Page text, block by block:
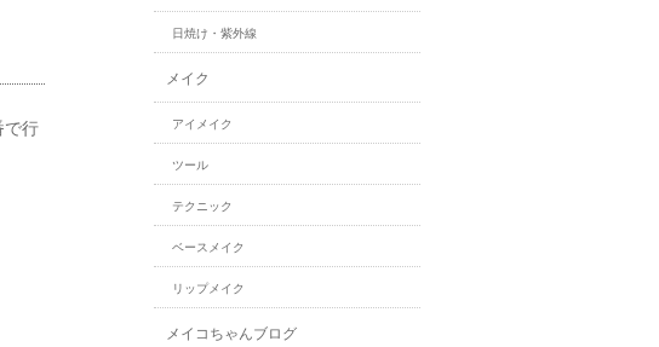
で行
日焼け・紫外線
メイク
アイメイク
ツール
テクニック
ベースメイク
リップメイク
メイコちゃんブログ